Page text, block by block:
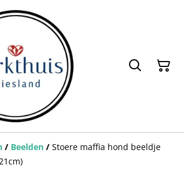
/ Beelden / Stoere maffia hond beeldje